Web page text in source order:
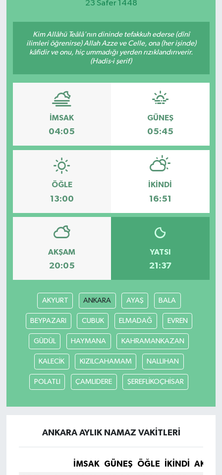
23 Safer 1448
Kim Allâhü Teâlâ'nın dininde tefakkuh ederse (dînî
ilimleri öğrenirse) Allah Azze ve Celle, ona (her işinde)
kâfidir ve onu, hiç ummadığı yerden rızıklandırıverir.
(Hadis-i şerif)
İMSAK
04:05
GÜNEŞ
05:45
ÖĞLE
13:00
İKINDI
16:51
AKŞAM
20:05
YATSI
21:37
AKYURT ANKARA AYAŞ BALA
BEYPAZARI CUBUK ELMADAĞ EVREN
GÜDÜL HAYMANA KAHRAMANKAZAN
KALECİK KIZILCAHAMAM NALLIHAN
POLATLI ÇAMLIDERE ŞEREFLİKOÇHİSAR
ANKARA AYLIK NAMAZ VAKITLERI
İMSAK GÜNEŞ ÖĞLE İKINDI
DÜZCE
GÖKÇEBEY
KARABÜK
KASTAMONU